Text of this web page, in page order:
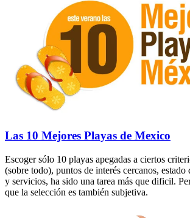
Las 10 Mejores Playas de Mexico
Escoger sólo 10 playas apegadas a ciertos
(sobre todo), puntos de interés cercanos,
y servicios, ha sido una tarea más que dificil.
que la selección es también subjetiva.